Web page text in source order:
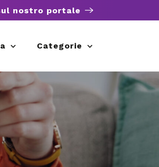
nostro portale
Categorie